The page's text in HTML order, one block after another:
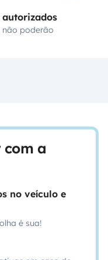
não poderão
a
no veículo e
é sua!